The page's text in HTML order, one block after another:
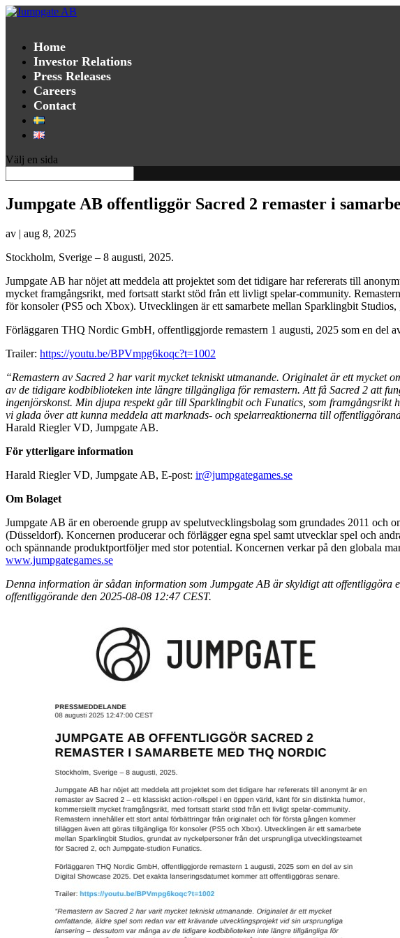
Home
Investor Relations
Press Releases
Careers
Contact
Välj en sida
Jumpgate AB offentliggör Sacred 2 remaster i
av | aug 8, 2025
Stockholm, Sverige – 8 augusti, 2025.
Jumpgate AB har nöjet att meddela att projektet som det tidigare har refererats till
mycket framgångsrikt, med fortsatt starkt stöd från ett livligt spelar-community.
för konsoler (PS5 och Xbox). Utvecklingen är ett samarbete mellan Sparklingbit
Förläggaren THQ Nordic GmbH, offentliggjorde remastern 1 augusti, 2025 som en del
Trailer: https://youtu.be/BPVmpg6koqc?t=1002
“Remastern av Sacred 2 har varit mycket tekniskt utmanande. Originalet är ett mycket
av de tidigare kodbiblioteken inte längre tillgängliga för remastern. Att få Sacred 2 att
ingenjörskonst. Min djupa respekt går till Sparklingbit och Funatics, som framgångsrikt
vi glada över att kunna meddela att marknads- och spelarreaktionerna till
Harald Riegler VD, Jumpgate AB.
För ytterligare information
Harald Riegler VD, Jumpgate AB, E-post: ir@jumpgategames.se
Om Bolaget
Jumpgate AB är en oberoende grupp av spelutvecklingsbolag som grundades 2011
(Düsseldorf). Koncernen producerar och förlägger egna spel samt utvecklar spel och
och spännande produktportföljer med stor potential. Koncernen verkar på den globala
www.jumpgategames.se
Denna information är sådan information som Jumpgate AB är skyldigt att offentliggöra
offentliggörande den 2025-08-08 12:47 CEST.